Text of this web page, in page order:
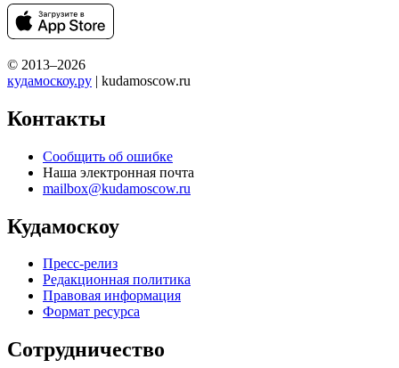
© 2013–2026
кудамоскоу.ру | kudamoscow.ru
Контакты
Сообщить об ошибке
Наша электронная почта
mailbox@kudamoscow.ru
Кудамоскоу
Пресс-релиз
Редакционная политика
Правовая информация
Формат ресурса
Сотрудничество